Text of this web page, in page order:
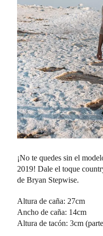
¡No te quedes sin el
2019! Dale el toque
de Bryan Stepwise.
Altura de caña: 27cm
Ancho de caña: 14cm
Altura de tacón: 3cm